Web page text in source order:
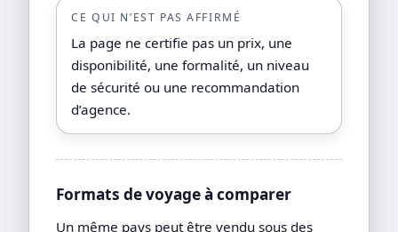
CE QUI N’EST PAS AFFIRMÉ
La page ne certifie pas un prix, une
disponibilité, une formalité, un niveau
de sécurité ou une recommandation
d’agence.
Formats de voyage à comparer
Un même pays peut être vendu sous des